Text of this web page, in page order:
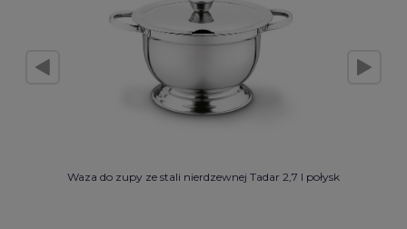
Waza do zupy ze stali nierdzewnej Tadar 2,7 l połysk